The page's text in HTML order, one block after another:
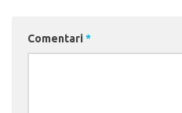
Comentari *